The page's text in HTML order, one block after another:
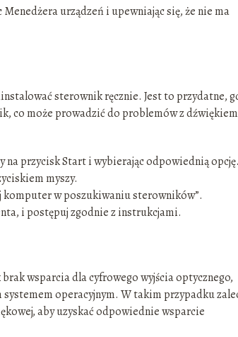
urządzeń i upewniając się, że nie ma
sterownik ręcznie. Jest to przydatne,
co może prowadzić do problemów z
na przycisk Start i wybierając odpowiednią
myszy.
komputer w poszukiwaniu sterowników”.
i postępuj zgodnie z instrukcjami.
wsparcia dla cyfrowego wyjścia optycznego,
operacyjnym. W takim przypadku
aby uzyskać odpowiednie wsparcie